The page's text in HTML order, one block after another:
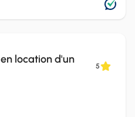
location d'un
5